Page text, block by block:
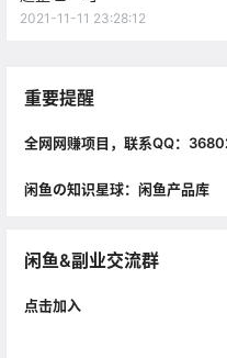
2021-11-11 23:28:12
重要提醒
全网网赚项目，联系QQ：
闲鱼の知识星球：闲鱼产品库
闲鱼&副业交流群
点击加入